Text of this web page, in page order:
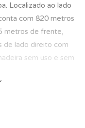
Localizado ao lado
com 820 metros
metros de frente,
de lado direito com
sem uso e sem